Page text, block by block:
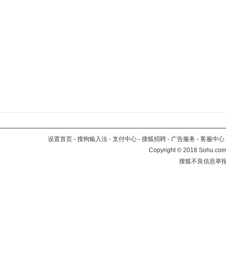
设置首页 - 搜狗输入法 - 支付中心 - 搜狐招聘 - 广告服务 - 客服中心
Copyright©2018
搜狐不良信息举